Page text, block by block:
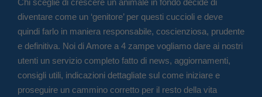
Chi sceglie di crescere un animale in fondo decide di
diventare come un ‘genitore’ per questi cuccioli e deve
quindi farlo in maniera responsabile, coscienziosa, prudente
e definitiva. Noi di Amore a 4 zampe vogliamo dare ai nostri
utenti un servizio completo fatto di news, aggiornamenti,
consigli utili, indicazioni dettagliate sul come iniziare e
proseguire un cammino corretto per il resto della vita